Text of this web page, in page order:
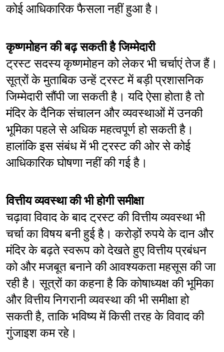
कोई आधिकारिक फैसला नहीं हुआ है।
कृष्णमोहन की बढ़ सकती है जिम्मेदारी
ट्रस्ट सदस्य कृष्णमोहन को लेकर भी चर्चाएं तेज हैं।
सूत्रों के मुताबिक उन्हें ट्रस्ट में बड़ी प्रशासनिक
जिम्मेदारी सौंपी जा सकती है। यदि ऐसा होता है तो
मंदिर के दैनिक संचालन और व्यवस्थाओं में उनकी
भूमिका पहले से अधिक महत्वपूर्ण हो सकती है।
हालांकि इस संबंध में भी ट्रस्ट की ओर से कोई
आधिकारिक घोषणा नहीं की गई है।
वित्तीय व्यवस्था की भी होगी समीक्षा
चढ़ावा विवाद के बाद ट्रस्ट की वित्तीय व्यवस्था भी
चर्चा का विषय बनी हुई है। करोड़ों रुपये के दान और
मंदिर के बढ़ते स्वरूप को देखते हुए वित्तीय प्रबंधन
को और मजबूत बनाने की आवश्यकता महसूस की जा
रही है। सूत्रों का कहना है कि कोषाध्यक्ष की भूमिका
और वित्तीय निगरानी व्यवस्था की भी समीक्षा हो
सकती है, ताकि भविष्य में किसी तरह के विवाद की
गुंजाइश कम रहे।